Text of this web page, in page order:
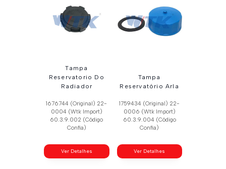
Tampa
Reservatorio Do
Radiador
1676744 (Original) 22-
0004 (Wtk Import)
60.3.9.002 (Código
Confia)
Ver Detalhes
Tampa
Reservatório Arla
1759434 (Original) 22-
0006 (Wtk Import)
60.3.9.004 (Código
Confia)
Ver Detalhes